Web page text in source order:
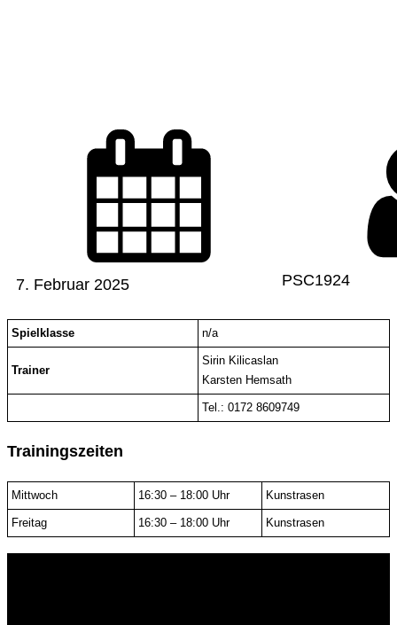
7. Februar 2025 PSC1924
Spielklasse n/a
Trainer
Sirin Kilicaslan
Karsten Hemsath
Tel.: 0172 8609749
Trainingszeiten
Mittwoch 16:30 – 18:00 Uhr Kunstrasen
Freitag 16:30 – 18:00 Uhr Kunstrasen